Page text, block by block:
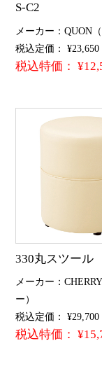
S-C2
メーカー：QUON（
税込定価： ¥23,650
税込特価：
330丸スツール
メーカー：
ー）
税込定価： ¥29,700
税込特価：